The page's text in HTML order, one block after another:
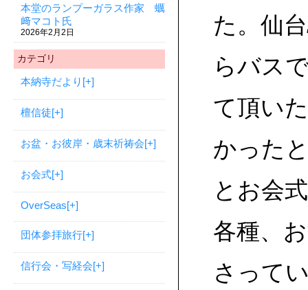
本堂のランプーガラス作家 蠣
﨑マコト氏
2026年2月2日
カテゴリ
本納寺だより [+]
檀信徒[+]
お盆・お彼岸・歳末祈祷会[+]
お会式[+]
OverSeas[+]
団体参拝旅行[+]
信行会・写経会[+]
た。仙
らバス
て頂い
かった
とお会
各種、
さって